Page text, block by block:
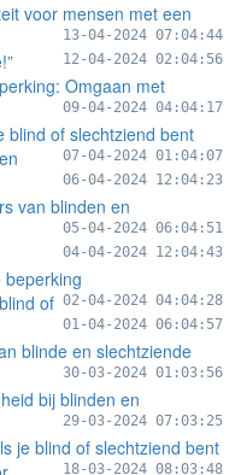
voor mensen met een
13-04-2024 07:04:44
12-04-2024 02:04:56
Omgaan met
09-04-2024 04:04:17
blind of slechtziend bent
07-04-2024 01:04:07
06-04-2024 12:04:23
van blinden en
05-04-2024 06:04:51
04-04-2024 12:04:43
02-04-2024 04:04:28
of
01-04-2024 06:04:57
blinde en slechtziende
30-03-2024 01:03:56
bij blinden en
29-03-2024 07:03:25
je blind of slechtziend bent
18-03-2024 08:03:48